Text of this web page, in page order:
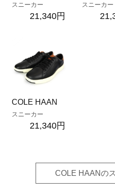
スニーカー
21,340円
スニーカー
COLE HAAN
スニーカー
21,340円
COLE HAANの